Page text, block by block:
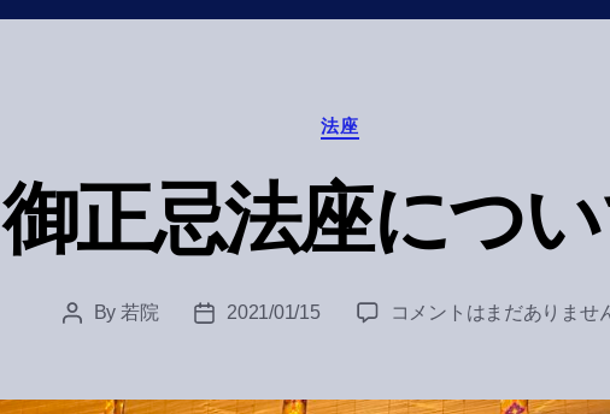
Categories
法座
御正忌法座につ
PostBy 若院
Post2021/01/15
御
法
コメントはまだありませ